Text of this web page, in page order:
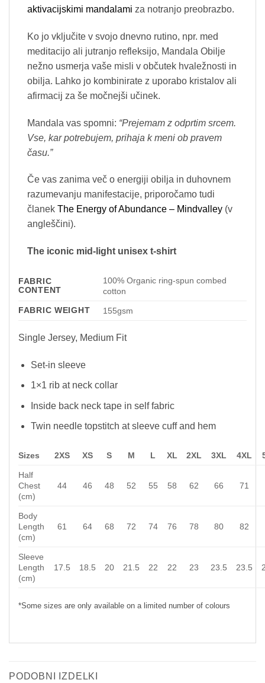
aktivacijskimi mandalami za notranjo preobrazbo.
Ko jo vključite v svojo dnevno rutino, npr. med
meditacijo ali jutranjo refleksijo, Mandala Obilje
nežno usmerja vaše misli v občutek hvaležnosti in
obilja. Lahko jo kombinirate z uporabo kristalov ali
afirmacij za še močnejši učinek.
Mandala vas spomni: “Prejemam z odprtim srcem.
Vse, kar potrebujem, prihaja k meni ob pravem
času.”
Če vas zanima več o energiji obilja in duhovnem
razumevanju manifestacije, priporočamo tudi
članek The Energy of Abundance – Mindvalley (v
angleščini).
The iconic mid-light unisex t-shirt
FABRIC
CONTENT
100% Organic ring-spun combed
cotton
FABRIC WEIGHT
155gsm
Single Jersey, Medium Fit
Set-in sleeve
1×1 rib at neck collar
Inside back neck tape in self fabric
Twin needle topstitch at sleeve cuff and hem
Sizes 2XS XS S M L XL 2XL 3XL 4XL
Half
Chest
(cm)
44 46 48 52 55 58 62 66 71
Body
Length
(cm)
61 64 68 72 74 76 78 80 82
Sleeve
Length
(cm)
17.5 18.5 20 21.5 22 22 23 23.5 23.5
*Some sizes are only available on a limited number of colours
PODOBNI IZDELKI